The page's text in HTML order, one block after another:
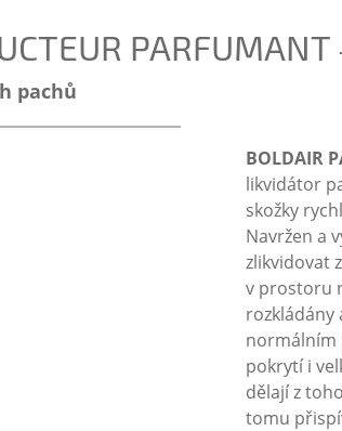
PARFUMANT
pachů
BOLDAIR
likvidátor
skožky
Navržen a
zlikvidovat
v prostoru
rozkládány
normálním
pokrytí i
dělají z
tomu